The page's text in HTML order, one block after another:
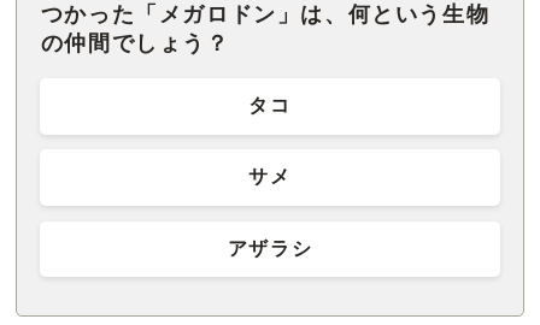
つかった「メガロドン」は、何という生物
の仲間でしょう？
タコ
サメ
アザラシ